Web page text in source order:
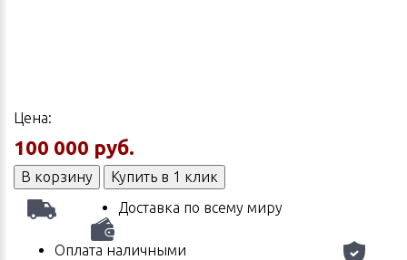
Цена:
100 000 руб.
В корзину
Купить в 1 клик
Доставка по всему миру
Оплата наличными